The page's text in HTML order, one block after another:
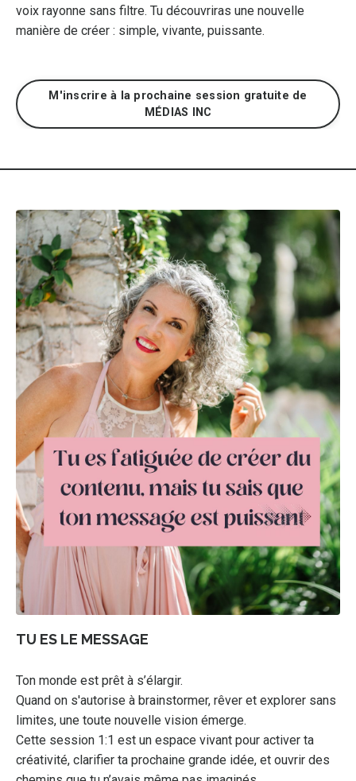
voix rayonne sans filtre. Tu découvriras une nouvelle
manière de créer : simple, vivante, puissante.
M'inscrire à la prochaine session gratuite de
MÉDIAS INC
TU ES LE MESSAGE
Ton monde est prêt à s’élargir.
Quand on s'autorise à brainstormer, rêver et explorer sans
limites, une toute nouvelle vision émerge.
Cette session 1:1 est un espace vivant pour activer ta
créativité, clarifier ta prochaine grande idée, et ouvrir des